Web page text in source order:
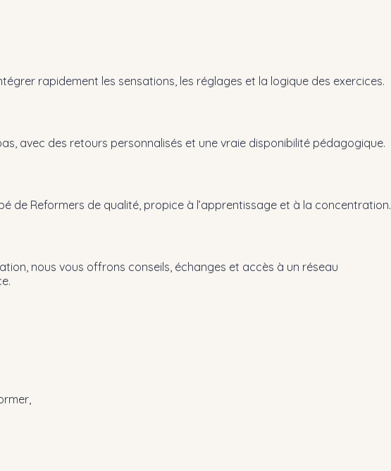
rapidement les sensations, les réglages et la logique des exercices.
avec des retours personnalisés et une vraie disponibilité pédagogique.
de Reformers de qualité, propice à l’apprentissage et à la concentration.
nous vous offrons conseils, échanges et accès à un réseau